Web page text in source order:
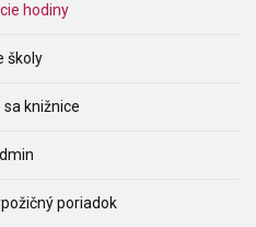
hodiny
školy
knižnice
poriadok